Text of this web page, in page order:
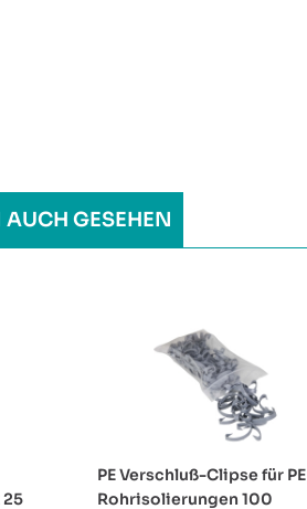
GESEHEN
PE Verschluß-Clipse für PE
Rohrisolierungen 100